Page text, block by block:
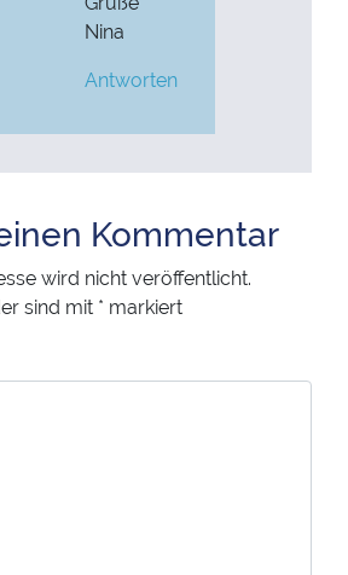
Nina
Antworten
Kommentar
wird nicht veröffentlicht.
sind mit * markiert